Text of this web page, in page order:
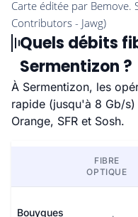
Quels débits
Sermentizon ?
À Sermentizon, les
rapide (jusqu'à 8 Gb/
Orange, SFR et Sosh.
FIBRE
OPTIQUE
Bouygues